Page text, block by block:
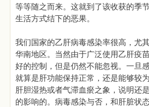
等等随之而来。这就到了该收获的季
生活方式结下的恶果。
我们国家的乙肝病毒感染率很高，尤
华南地区。当然由于广泛使用乙肝疫
好的控制，但是仍然不能忽视。一旦
就算是肝功能保持正常，还是能够较
肝胆湿热或者气滞血瘀之象，说明还
的影响的。病毒感染与否，和肝脏状